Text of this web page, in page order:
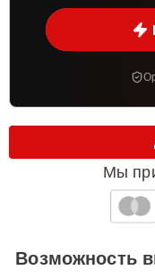
Мы
Возможность